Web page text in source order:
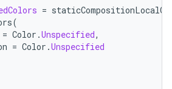
= staticCompositionLocalOf
(
= Color .Unspecified,
= Color .Unspecified